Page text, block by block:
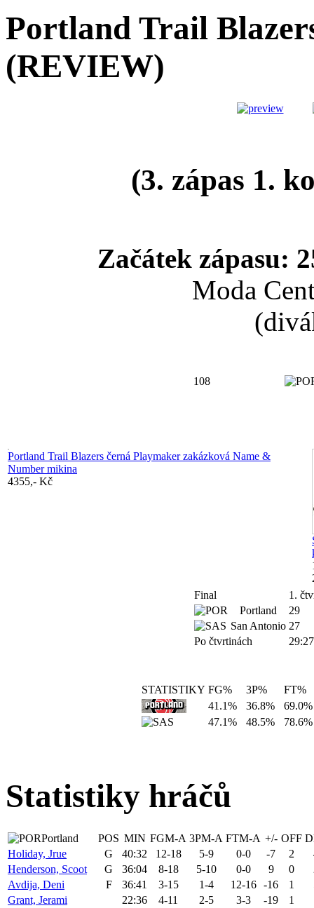
Portland Trail
(REVIEW)
(3. zápas 1.
Začátek zápasu:
Moda
108
Portland Trail Blazers černá Playmaker zakázková Name &
Number mikina
4355,- Kč
Final
1.
Portland
29
San Antonio 27
Po čtvrtinách
29:27
STATISTIKY FG% 3P%
FT%
41.1%
36.8%
69.0%
47.1%
48.5% 78.6%
Statistiky hráčů
Portland POS MIN FGM-A 3PM-A FTM-A +/- OFF
Holiday, Jrue
G 40:32 12-18 5-9 0-0 -7 2
Henderson, Scoot
G 36:04 8-18 5-10 0-0 9 0
Avdija, Deni
F 36:41 3-15 1-4 12-16 -16 1
Grant, Jerami
22:36 4-11 2-5 3-3 -19 1